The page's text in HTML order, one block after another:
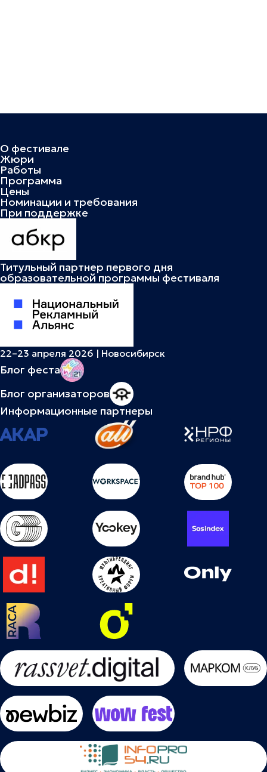
О фестивале
Жюри
Работы
Программа
Цены
Номинации и требования
При поддержке
Титульный партнер первого дня
образовательной программы фестиваля
22–23 апреля 2026 | Новосибирск
Блог феста
Блог организаторов
Информационные партнеры